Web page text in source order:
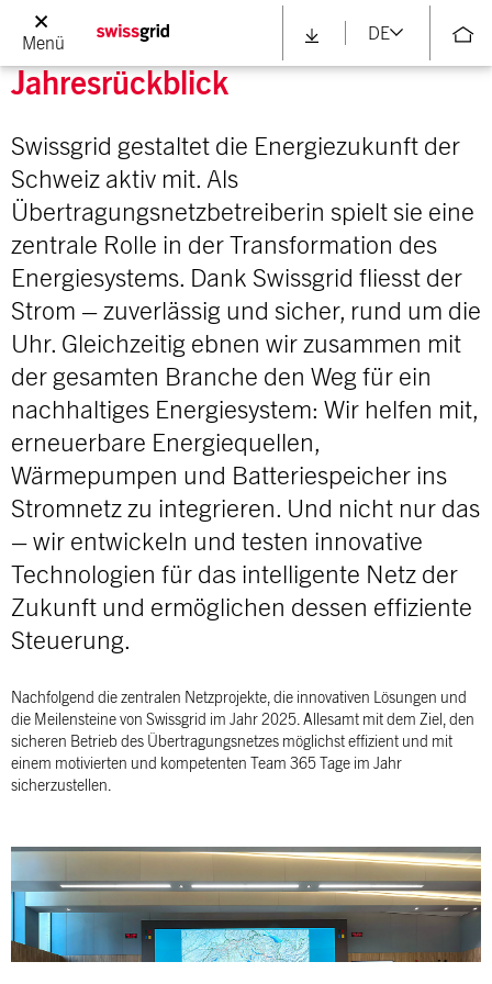
Menü
DE
Jahresrückblick
Swissgrid gestaltet die Energiezukunft der
Schweiz aktiv mit. Als
Übertragungsnetzbetreiberin spielt sie eine
zentrale Rolle in der Transformation des
Energiesystems. Dank Swissgrid fliesst der
Strom – zuverlässig und sicher, rund um die
Uhr. Gleichzeitig ebnen wir zusammen mit
der gesamten Branche den Weg für ein
nachhaltiges Energiesystem: Wir helfen mit,
erneuerbare Energiequellen,
Wärmepumpen und Batteriespeicher ins
Stromnetz zu integrieren. Und nicht nur das
– wir entwickeln und testen innovative
Technologien für das intelligente Netz der
Zukunft und ermöglichen dessen effiziente
Steuerung.
Nachfolgend die zentralen Netzprojekte, die innovativen Lösungen und
die Meilensteine von Swissgrid im Jahr 2025. Allesamt mit dem Ziel, den
sicheren Betrieb des Übertragungsnetzes möglichst effizient und mit
einem motivierten und kompetenten Team 365 Tage im Jahr
sicherzustellen.